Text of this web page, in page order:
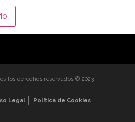
los derechos reservados © 2023
Legal Política de Cookies